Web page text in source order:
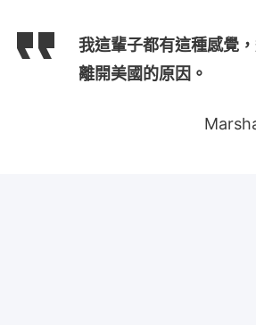
我這輩子都有這種感覺
離開美國的原因。